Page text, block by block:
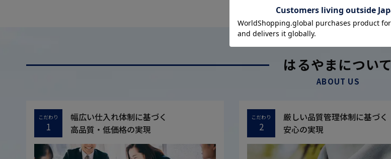
OFFICIAL SNS
はるやまについて
ABOUT US
こだわり
1
幅広い仕入れ体制に基づく
高品質・低価格の実現
こだわり
2
厳しい品質管理体制に基づく
安心の実現